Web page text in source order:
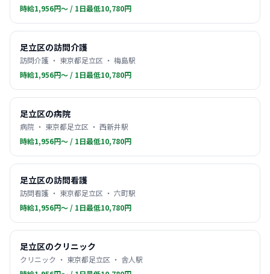
時給1,956円〜 / 1日最低10,780円
足立区の訪問介護
訪問介護 ・ 東京都足立区 ・ 梅島駅
時給1,956円〜 / 1日最低10,780円
足立区の病院
病院 ・ 東京都足立区 ・ 西新井駅
時給1,956円〜 / 1日最低10,780円
足立区の訪問看護
訪問看護 ・ 東京都足立区 ・ 六町駅
時給1,956円〜 / 1日最低10,780円
足立区のクリニック
クリニック ・ 東京都足立区 ・ 舎人駅